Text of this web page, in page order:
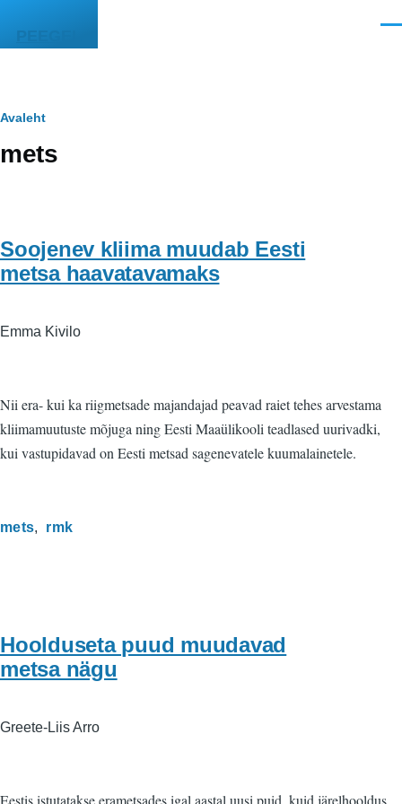
PEEGEL
Leivapuru
Avaleht
mets
Soojenev kliima muudab Eesti
metsa haavatavamaks
Emma Kivilo
Nii era- kui ka riigmetsade majandajad peavad raiet tehes arvestama
kliimamuutuste mõjuga ning Eesti Maaülikooli teadlased uurivadki,
kui vastupidavad on Eesti metsad sagenevatele kuumalainetele.
mets rmk
Hoolduseta puud muudavad
metsa nägu
Greete-Liis Arro
Eestis istutatakse erametsades igal aastal uusi puid, kuid järelhooldus